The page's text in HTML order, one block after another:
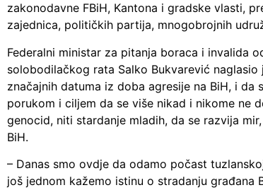
zakonodavne FBiH, Kantona i gradske vlasti,
zajednica, političkih partija, mnogobrojnih
Federalni ministar za pitanja boraca i invalida
solobodilačkog rata Salko Bukvarević naglasio
značajnih datuma iz doba agresije na BiH, i da
porukom i ciljem da se više nikad i nikome ne
genocid, niti stardanje mladih, da se razvija
BiH.
– Danas smo ovdje da odamo počast
još jednom kažemo istinu o stradanju građana